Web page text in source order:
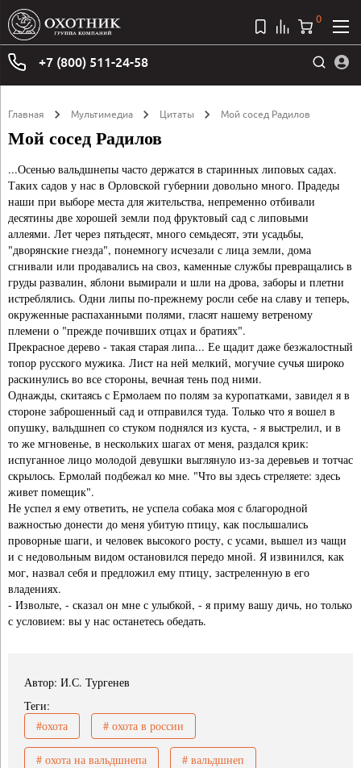
+7 (800) 511-24-58
0
Главная Мультимедиа Цитаты Мой сосед Радилов
Мой сосед Радилов
...Осенью вальдшнепы часто держатся в старинных липовых садах.
Таких садов у нас в Орловской губернии довольно много. Прадеды
наши при выборе места для жительства, непременно отбивали
десятины две хорошей земли под фруктовый сад с липовыми
аллеями. Лет через пятьдесят, много семьдесят, эти усадьбы,
"дворянские гнезда", понемногу исчезали с лица земли, дома
сгнивали или продавались на своз, каменные службы превращались в
груды развалин, яблони вымирали и шли на дрова, заборы и плетни
истреблялись. Одни липы по-прежнему росли себе на славу и теперь,
окруженные распаханными полями, гласят нашему ветреному
племени о "прежде почивших отцах и братиях".
Прекрасное дерево - такая старая липа... Ее щадит даже безжалостный
топор русского мужика. Лист на ней мелкий, могучие сучья широко
раскинулись во все стороны, вечная тень под ними.
Однажды, скитаясь с Ермолаем по полям за куропатками, завидел я в
стороне заброшенный сад и отправился туда. Только что я вошел в
опушку, вальдшнеп со стуком поднялся из куста, - я выстрелил, и в
то же мгновенье, в нескольких шагах от меня, раздался крик:
испуганное лицо молодой девушки выглянуло из-за деревьев и тотчас
скрылось. Ермолай подбежал ко мне. "Что вы здесь стреляете: здесь
живет помещик".
Не успел я ему ответить, не успела собака моя с благородной
важностью донести до меня убитую птицу, как послышались
проворные шаги, и человек высокого росту, с усами, вышел из чащи
и с недовольным видом остановился передо мной. Я извинился, как
мог, назвал себя и предложил ему птицу, застреленную в его
владениях.
- Извольте, - сказал он мне с улыбкой, - я приму вашу дичь, но только
с условием: вы у нас останетесь обедать.
Автор: И.С. Тургенев
Теги:
#охота
# охота в россии
# охота на вальдшнепа # вальдшнеп